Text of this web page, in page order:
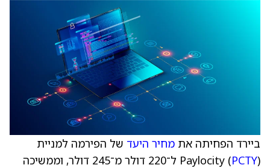
ביירד הפחיתה את מחיר היעד של הפירמה למניית
Paylocity (PCTY
) ל־220 דולר מ־245 דולר, וממשיכה